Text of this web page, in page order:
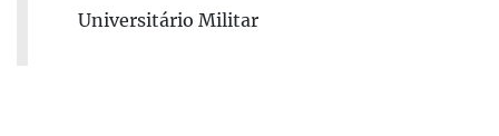
Universitário Militar